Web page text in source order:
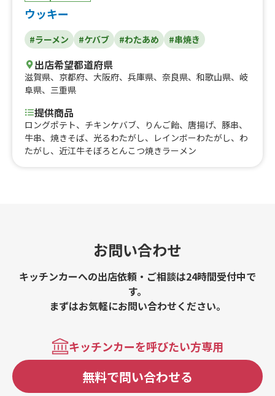
ウッキー
#ラーメン #ケバブ #わたあめ #串焼き
出店希望都道府県
滋賀県、 京都府、 大阪府、 兵庫県、 奈良県、 和歌山県、 岐
阜県、 三重県
提供商品
ロングポテト、チキンケバブ、りんご飴、唐揚げ、豚串、
牛串、焼きそば、光るわたがし、レインボーわたがし、わ
たがし、近江牛そぼろとんこつ焼きラーメン
お問い合わせ
キッチンカーへの出店依頼・ご相談は24時間受付中で
す。
まずはお気軽にお問い合わせください。
キッチンカーを呼びたい方専用
無料で問い合わせる